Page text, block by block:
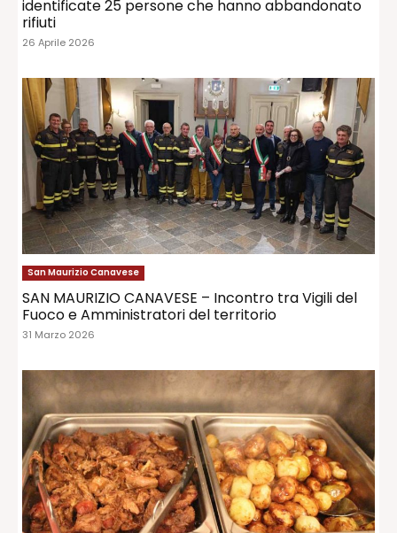
identificate 25 persone che hanno abbandonato
rifiuti
26 Aprile 2026
San Maurizio Canavese
SAN MAURIZIO CANAVESE – Incontro tra Vigili del
Fuoco e Amministratori del territorio
31 Marzo 2026